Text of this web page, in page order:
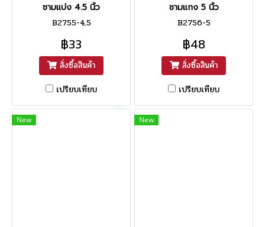
ชามแบ่ง 4.5 นิ้ว
B2755-4.5
฿33
สั่งซื้อสินค้า
เปรียบเทียบ
ชามแกง 5 นิ้ว
B2756-5
฿48
สั่งซื้อสินค้า
เปรียบเทียบ
New New